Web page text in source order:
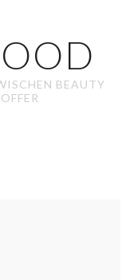
BEAUTY